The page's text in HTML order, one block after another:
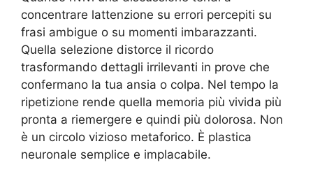
concentrare lattenzione su errori percepiti su
frasi ambigue o su momenti imbarazzanti.
Quella selezione distorce il ricordo
trasformando dettagli irrilevanti in prove che
confermano la tua ansia o colpa. Nel tempo la
ripetizione rende quella memoria più vivida più
pronta a riemergere e quindi più dolorosa. Non
è un circolo vizioso metaforico. È plastica
neuronale semplice e implacabile.